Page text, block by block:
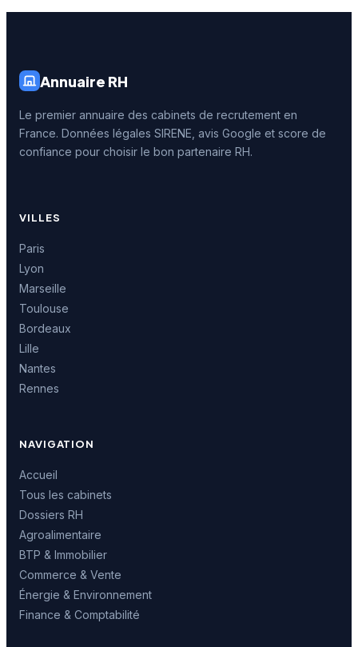
Annuaire RH
Le premier annuaire des cabinets de recrutement en
France. Données légales SIRENE, avis Google et score de
confiance pour choisir le bon partenaire RH.
VILLES
Paris
Lyon
Marseille
Toulouse
Bordeaux
Lille
Nantes
Rennes
NAVIGATION
Accueil
Tous les cabinets
Dossiers RH
Agroalimentaire
BTP & Immobilier
Commerce & Vente
Énergie & Environnement
Finance & Comptabilité